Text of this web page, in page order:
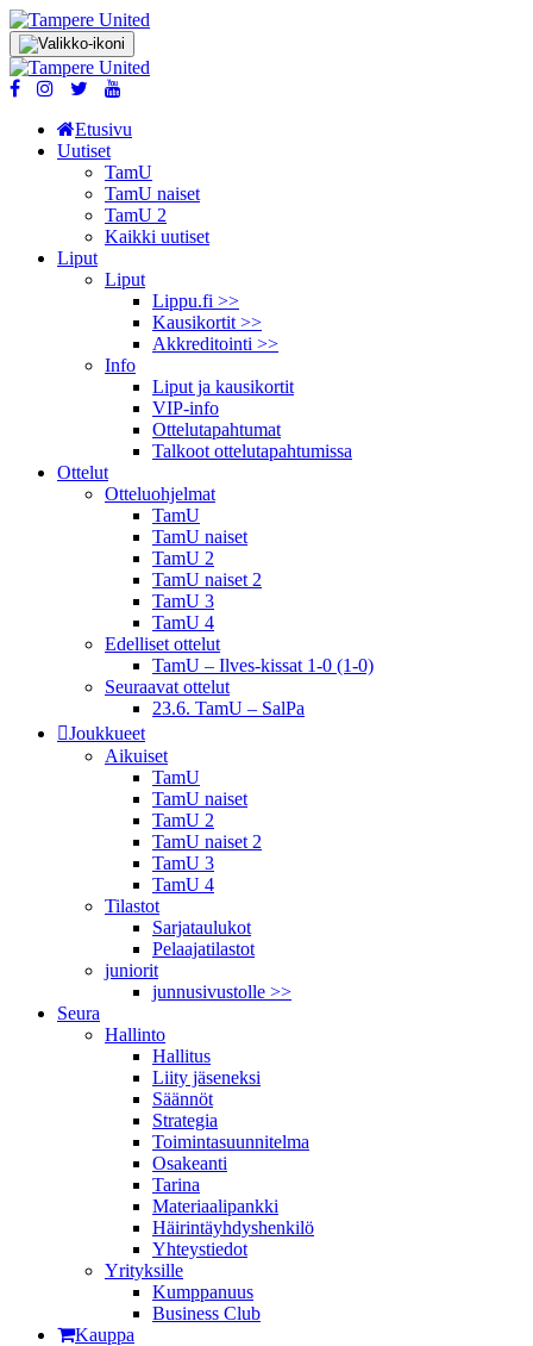
Etusivu
Uutiset
TamU
TamU naiset
TamU 2
Kaikki uutiset
Liput
Liput
Lippu.fi >>
Kausikortit >>
Akkreditointi >>
Info
Liput ja kausikortit
VIP-info
Ottelutapahtumat
Talkoot ottelu­tapahtumissa
Ottelut
Otteluohjelmat
TamU
TamU naiset
TamU 2
TamU naiset 2
TamU 3
TamU 4
Edelliset ottelut
TamU – Ilves-kissat 1-0 (1-0)
Seuraavat ottelut
23.6. TamU – SalPa
Joukkueet
Aikuiset
TamU
TamU naiset
TamU 2
TamU naiset 2
TamU 3
TamU 4
Tilastot
Sarjataulukot
Pelaajatilastot
juniorit
junnusivustolle >>
Seura
Hallinto
Hallitus
Liity jäseneksi
Säännöt
Strategia
Toimintasuunnitelma
Osakeanti
Tarina
Materiaalipankki
Häirintä­yhdyshenkilö
Yhteystiedot
Yrityksille
Kumppanuus
Business Club
Kauppa